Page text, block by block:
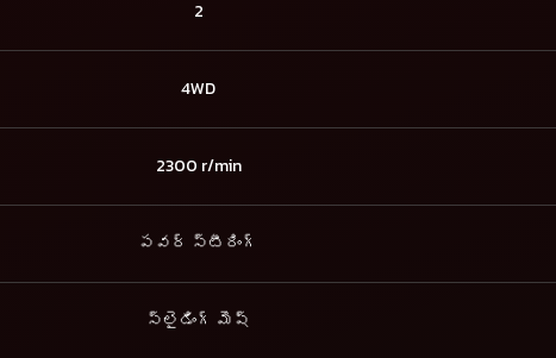
2
4WD
2300 r/min
పవర్ స్టీరింగ్
స్లైడింగ్ మెష్